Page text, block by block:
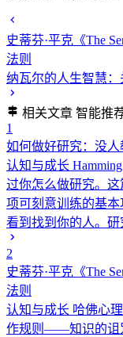
史蒂芬·平克《The
法则
纳瓦尔的人生智慧：
相关文章 智能推
1
如何做好研究：没
认知与成长
过你怎么做研究。
项可刻意训练的基
看到找到你的人。研
2
史蒂芬·平克《The
法则
认知与成长 哈佛心
作规则——知识的诅